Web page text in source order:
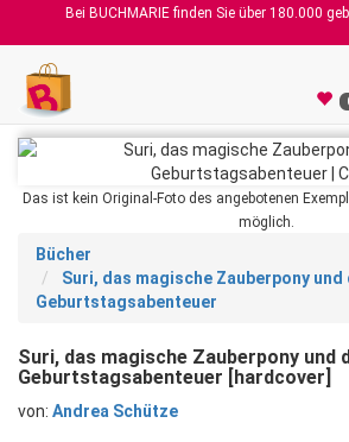
Bei BUCHMARIE finden Sie über 180.000
Das ist kein Original-Foto des angebotenen
möglich.
Bücher
Suri, das magische Zauberpony und
Geburtstagsabenteuer
Suri, das magische Zauberpony und
Geburtstagsabenteuer [hardcover]
von: Andrea Schütze